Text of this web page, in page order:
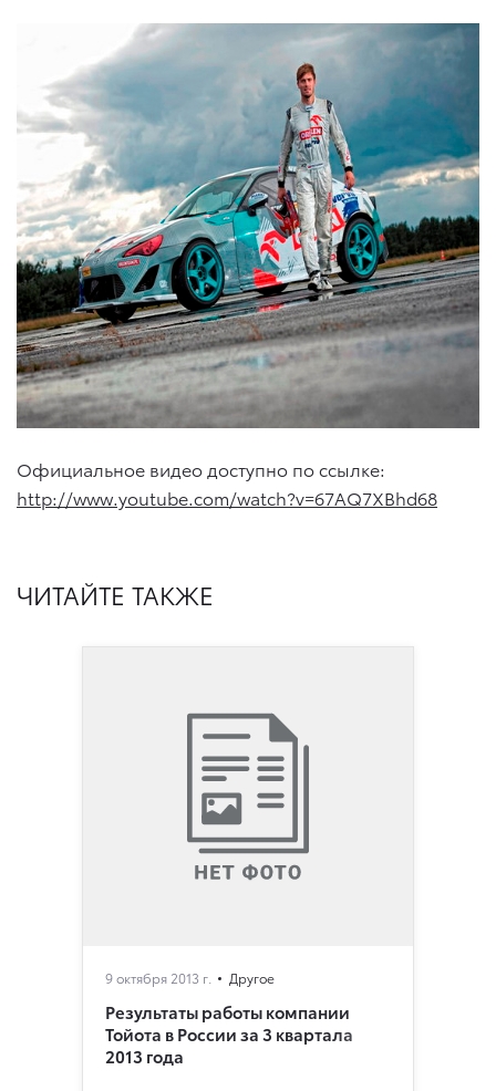
Официальное видео доступно по ссылке:
http://www.youtube.com/watch?v=67AQ7XBhd68
ЧИТАЙТЕ ТАКЖЕ
9 октября 2013 г. Другое
Результаты работы компании
Тойота в России за 3 квартала
2013 года